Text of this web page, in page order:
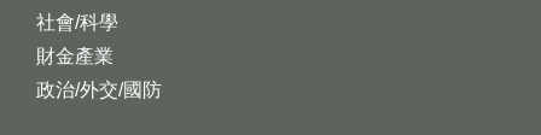
社會/科學
財金產業
政治/外交/國防